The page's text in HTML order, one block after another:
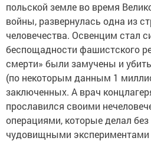
польской земле во время
войны, развернулась одна из
человечества. Освенцим стал
беспощадности фашистского
смерти» были замучены и
(по некоторым данным 1
заключенных. А врач
прославился своими
операциями, которые делал без
чудовищными